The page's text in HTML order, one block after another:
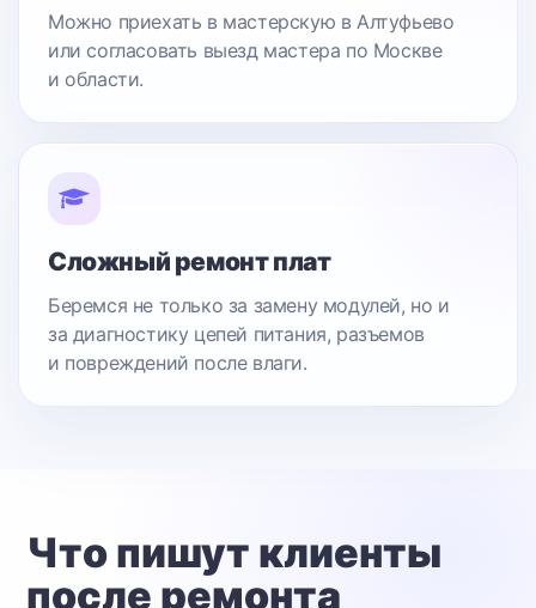
Можно приехать в мастерскую в Алтуфьево
или согласовать выезд мастера по Москве
и области.
Сложный ремонт плат
Беремся не только за замену модулей, но и
за диагностику цепей питания, разъемов
и повреждений после влаги.
Что пишут клиенты
после ремонта